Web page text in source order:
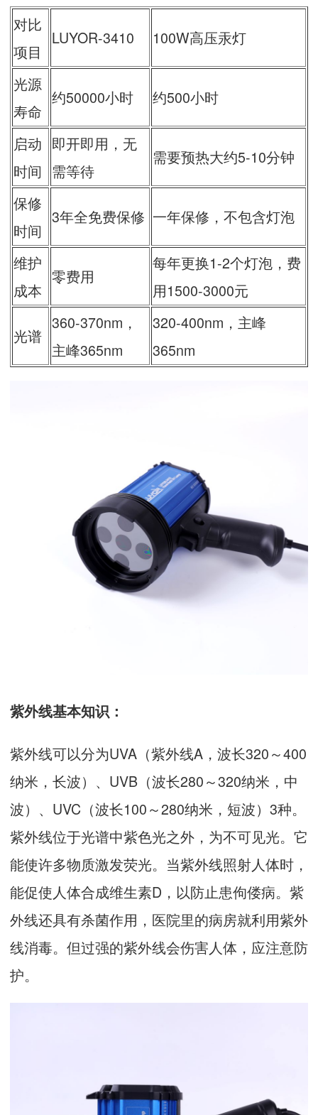
对比
项目
LUYOR-3410 100W高压汞灯
光源
寿命
约50000小时 约500小时
启动
时间
即开即用，无
需等待
需要预热大约5-10分钟
保修
时间
3年全免费保修 一年保修，不包含灯泡
维护
成本
零费用
每年更换1-2个灯泡，费
用1500-3000元
光谱
360-370nm，
主峰365nm
320-400nm，主峰
365nm
紫外线基本知识：
紫外线可以分为UVA（紫外线A，波长320～400
纳米，长波）、UVB（波长280～320纳米，中
波）、UVC（波长100～280纳米，短波）3种。
紫外线位于光谱中紫色光之外，为不可见光。它
能使许多物质激发荧光。当紫外线照射人体时，
能促使人体合成维生素D，以防止患佝偻病。紫
外线还具有杀菌作用，医院里的病房就利用紫外
线消毒。但过强的紫外线会伤害人体，应注意防
护。